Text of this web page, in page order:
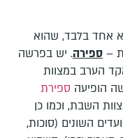
אחד בלבד, שהוא
– ספירה. יש בפרשה
הערב במצוות
הופיעה ספירת
השבת, וכמו כן
השונים (סוכות,